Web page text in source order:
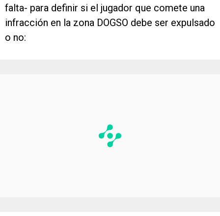
falta- para definir si el jugador que comete una
infracción en la zona DOGSO debe ser expulsado
o no: